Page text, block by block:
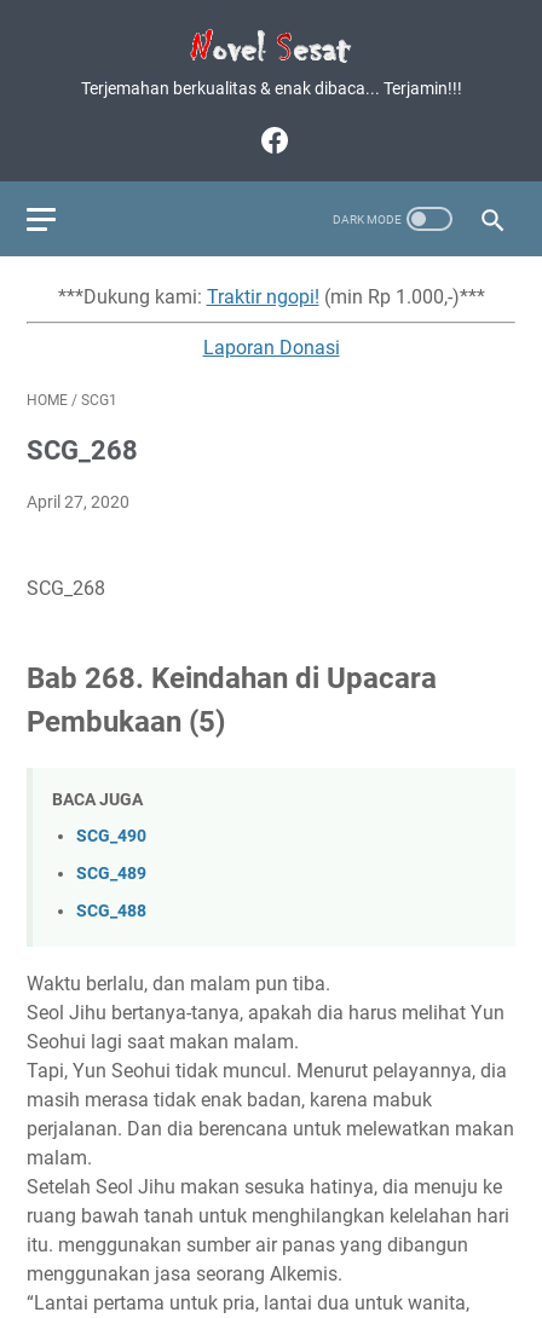
Terjemahan berkualitas & enak dibaca... Terjamin!!!
***Dukung kami: Traktir ngopi! (min Rp 1.000,-)***
Laporan Donasi
HOME / SCG1
SCG_268
April 27, 2020
SCG_268
Bab 268. Keindahan di Upacara
Pembukaan (5)
BACA JUGA
SCG_490
SCG_489
SCG_488
Waktu berlalu, dan malam pun tiba.
Seol Jihu bertanya-tanya, apakah dia harus melihat Yun
Seohui lagi saat makan malam.
Tapi, Yun Seohui tidak muncul. Menurut pelayannya, dia
masih merasa tidak enak badan, karena mabuk
perjalanan. Dan dia berencana untuk melewatkan makan
malam.
Setelah Seol Jihu makan sesuka hatinya, dia menuju ke
ruang bawah tanah untuk menghilangkan kelelahan hari
itu. menggunakan sumber air panas yang dibangun
menggunakan jasa seorang Alkemis.
“Lantai pertama untuk pria, lantai dua untuk wanita,